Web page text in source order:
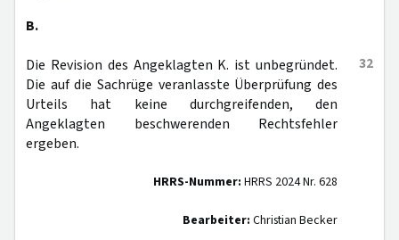
B.
32
Die Revision des Angeklagten K. ist unbegründet.
Die auf die Sachrüge veranlasste Überprüfung des
Urteils hat keine durchgreifenden, den
Angeklagten beschwerenden Rechtsfehler
ergeben.
HRRS-Nummer: HRRS 2024 Nr. 628
Bearbeiter: Christian Becker